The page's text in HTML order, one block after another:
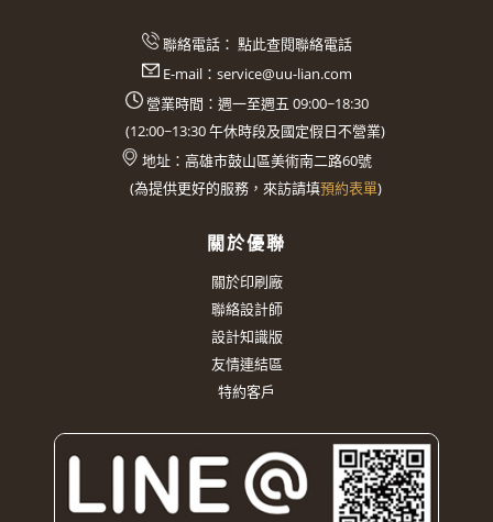
聯絡電話： 點此查閱聯絡電話
E-mail： service@uu-lian.com
營業時間：週一至週五 09:00~18:30
(12:00~13:30午休時段及國定假日不營業)
地址： 高雄市鼓山區美術南二路60號
(為提供更好的服務，來訪請填預約表單)
關於優聯
關於印刷廠
聯絡設計師
設計知識版
友情連結區
特約客戶